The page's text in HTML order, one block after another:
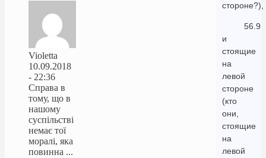
стороне?),
56.9
и
стоящие
на
левой
стороне
(кто
они,
стоящие
на
левой
Violetta
10.09.2018
- 22:36
Справа в
тому, що в
нашому
суспільстві
немає тої
моралі, яка
повинна ...